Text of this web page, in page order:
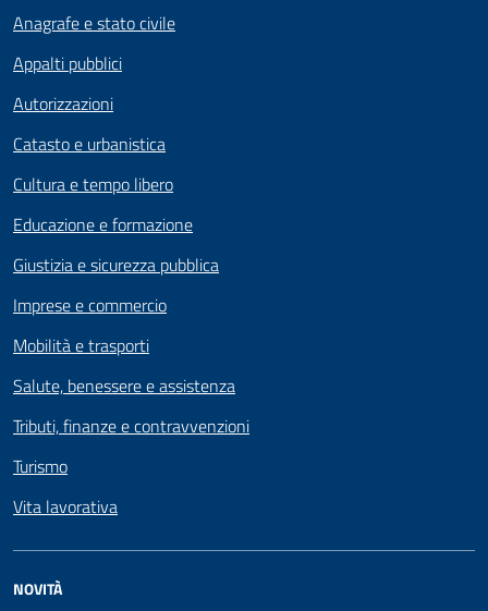
Anagrafe e stato civile
Appalti pubblici
Autorizzazioni
Catasto e urbanistica
Cultura e tempo libero
Educazione e formazione
Giustizia e sicurezza pubblica
Imprese e commercio
Mobilità e trasporti
Salute, benessere e assistenza
Tributi, finanze e contravvenzioni
Turismo
Vita lavorativa
NOVITÀ